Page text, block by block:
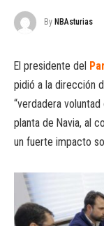
By NBAsturias
El presidente del
pidió a la dirección
“verdadera
planta de Navia, al
un fuerte impacto